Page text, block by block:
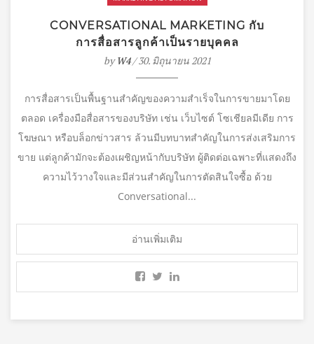
CONVERSATIONAL MARKETING กับ
การสื่อสารลูกค้าเป็นรายบุคคล
byW4/ 30. มิถุนายน 2021
การสื่อสารเป็นพื้นฐานสำคัญของความสำเร็จในการขายมาโดย
ตลอด เครื่องมือสื่อสารของบริษัท เช่น เว็บไซต์ โซเชียลมีเดีย การ
โฆษณา หรือบล็อกข่าวสาร ล้วนมีบทบาทสำคัญในการส่งเสริมการ
ขาย แต่ลูกค้ามักจะต้องเผชิญหน้ากับบริษัท ผู้ติดต่อเฉพาะที่แสดงถึง
ความไว้วางใจและมีส่วนสำคัญในการตัดสินใจซื้อ ด้วย
Conversational...
อ่านเพิ่มเติม